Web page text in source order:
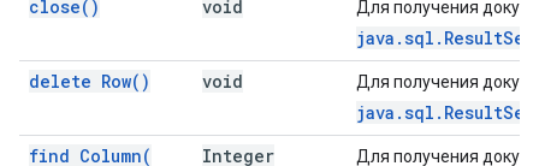
close( ) void Для получения
delete Row( ) void Для получения
find Column(
Integer Для получения